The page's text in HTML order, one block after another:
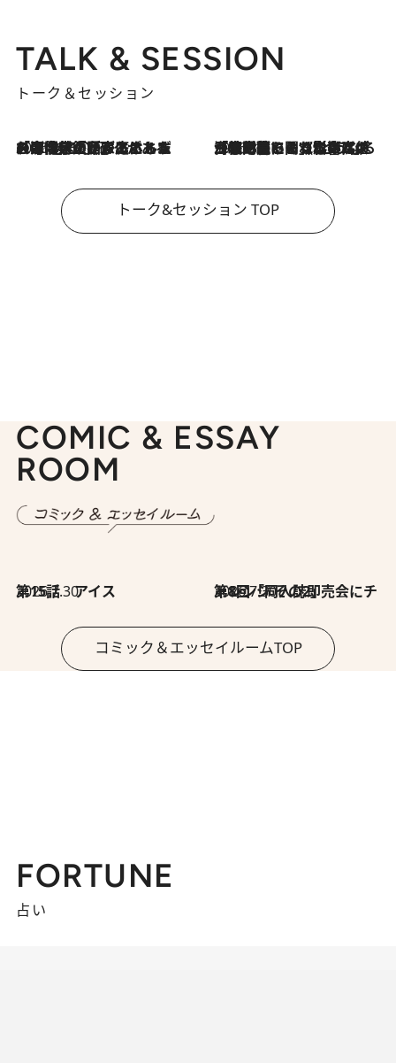
TALK & SESSION
トーク＆セッション
2026.8.3
「今後値上げがあるとすれば…」「リスクがあるのは今年の冬」エネルギー専門家が語る、ホルムズ海峡封鎖が家庭にもたらす“ある心配” 2026.8.3
「住宅建てられない…」「サーチャージ料の高値が続いている」ホルムズ海峡封鎖による影響はいつまで続く？《エネルギー専門家に聞く“どうなる日本の暮らし”》
トーク&セッション TOP
COMIC & ESSAY
ROOM
2026.7.30
第15話 アイス 2026.7.30
第8回「同人誌即売会にチャレンジ その2」
コミック＆エッセイルームTOP
FORTUNE
占い